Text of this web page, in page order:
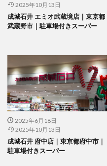
2025年10月13日
成城石井 エミオ武蔵境店｜東京都
武蔵野市｜駐車場付きスーパー
2025年6月18日
2025年10月13日
成城石井 府中店｜東京都府中市｜
駐車場付きスーパー